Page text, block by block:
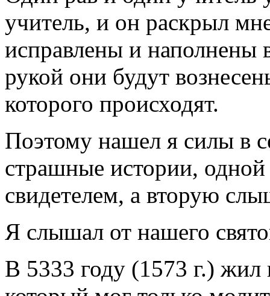
учитель, и он раскрыл
исправлены и наполнены
рукой они будут
которого происходят.
Поэтому нашел я силы в
страшные истории,
свидетелем, а вторую
Я слышал от нашего
В 5333 году (1573 г.) жил